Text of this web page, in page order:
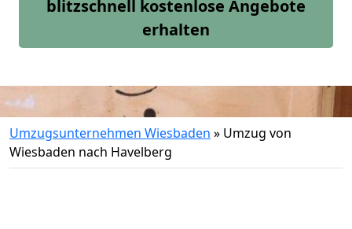
blitzschnell kostenlose Angebote
erhalten
Umzugsunternehmen Wiesbaden » Umzug von
Wiesbaden nach Havelberg